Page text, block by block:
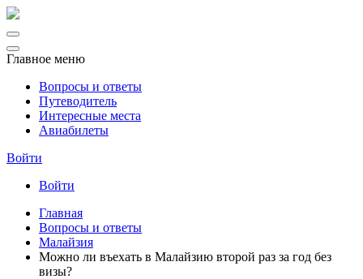
Главное меню
Вопросы и ответы
Путеводитель
Интересные места
Авиабилеты
Войти
Войти
Главная
Вопросы и ответы
Малайзия
Можно ли въехать в Малайзию второй раз за год без
визы?